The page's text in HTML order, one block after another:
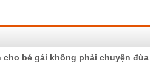
cho bé gái không phải chuyện đùa